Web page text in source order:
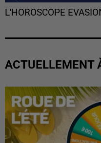
L'HOROSCOPE
ACTUELLEMENT